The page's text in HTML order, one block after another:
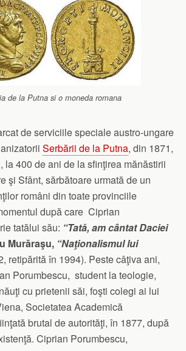
de la Putna si o moneda romana
de serviciile speciale austro-ungare
Serbării de la Putna, din 1871,
la 400 de ani de la sfinţirea mănăstirii
şi Sfânt, sărbătoare urmată de un
români din toate provinciile
după care Ciprian
tatălui său: “Tată, am cântat Daciei
Murăraşu, “Naţionalismul lui
retipărită în 1994). Peste câţiva ani,
Porumbescu, student la teologie,
cu prietenii săi, foşti colegi ai lui
Societatea Academică
brutal de autorităţi, în 1877, după
Ciprian Porumbescu,